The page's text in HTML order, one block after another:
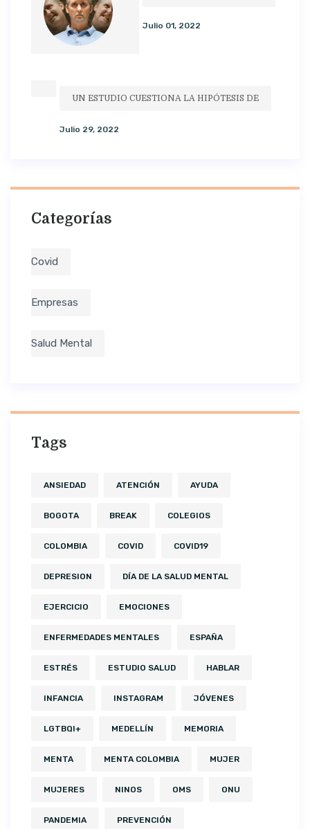
Julio 01, 2022
UN ESTUDIO CUESTIONA LA HIPÓTESIS DE
Julio 29, 2022
Categorías
Covid
Empresas
Salud Mental
Tags
ANSIEDAD ATENCIÓN AYUDA
BOGOTA BREAK COLEGIOS
COLOMBIA COVID COVID19
DEPRESION DÍA DE LA SALUD MENTAL
EJERCICIO EMOCIONES
ENFERMEDADES MENTALES ESPAÑA
ESTRÉS ESTUDIO SALUD HABLAR
INFANCIA INSTAGRAM JÓVENES
LGTBQI+ MEDELLÍN MEMORIA
MENTA MENTA COLOMBIA MUJER
MUJERES NINOS OMS ONU
PANDEMIA PREVENCIÓN